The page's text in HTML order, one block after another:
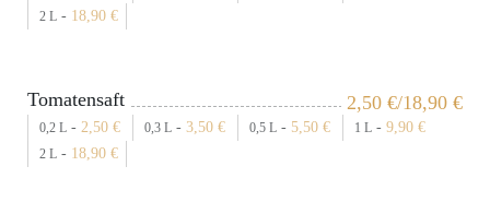
2 L - 18,90 €
2,50 €/18,90 €
Tomatensaft
0,2 L - 2,50 € 0,3 L - 3,50 € 0,5 L - 5,50 € 1 L - 9,90 €
2 L - 18,90 €